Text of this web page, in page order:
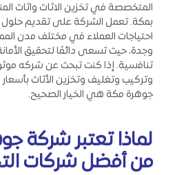
المتخصصة في تخزين الاثاث واثاث
بمكة. تعمل الشركة على تقديم حلول
احتياجات العملاء في مختلف مدن
وجدة، حيث تسعى دائمًا لتحقيق
تنافسية. إذا كنت تبحث عن شركه
وتركيب وتغليف وتخزين الأثاث
جوهرة مكة هي الخيار الصحيح.
لماذا تعتبر شركة
من أفضل شركات